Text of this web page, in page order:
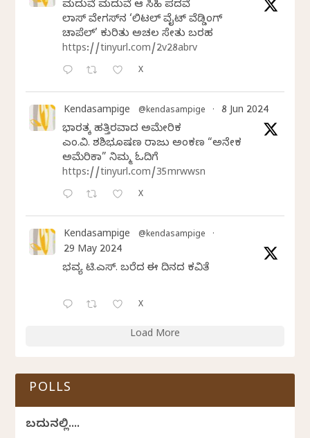
ಮದುವೆ ಮದುವೆ ಆ ಸಿಹಿ ಪದವೆ
ಲಾಸ್‌ ವೇಗಸ್‌ನ ‘ಲಿಟಲ್ ವೈಟ್ ವೆಡ್ಡಿಂಗ್
ಚಾಪೆಲ್’ ಕುರಿತು ಅಚಲ ಸೇತು ಬರಹ
https://tinyurl.com/2v28abrv
X
Kendasampige @kendasampige · 8 Jun 2024
ಭಾರತಕ್ಕೆ ಹತ್ತಿರವಾದ ಅಮೇರಿಕ
ಎಂ.ವಿ. ಶಶಿಭೂಷಣ ರಾಜು ಅಂಕಣ “ಅನೇಕ
ಅಮೆರಿಕಾ” ನಿಮ್ಮ ಓದಿಗೆ
https://tinyurl.com/35mrwwsn
X
Kendasampige @kendasampige ·
29 May 2024
ಭವ್ಯ ಟಿ.ಎಸ್. ಬರೆದ ಈ ದಿನದ ಕವಿತೆ
X
Load More
POLLS
ಬದುಕಿನಲ್ಲಿ....